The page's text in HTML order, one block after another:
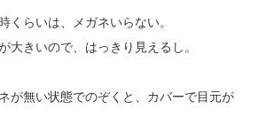
くらいは、メガネいらない。
大きいので、はっきり見えるし。
が無い状態でのぞくと、カバーで目元が